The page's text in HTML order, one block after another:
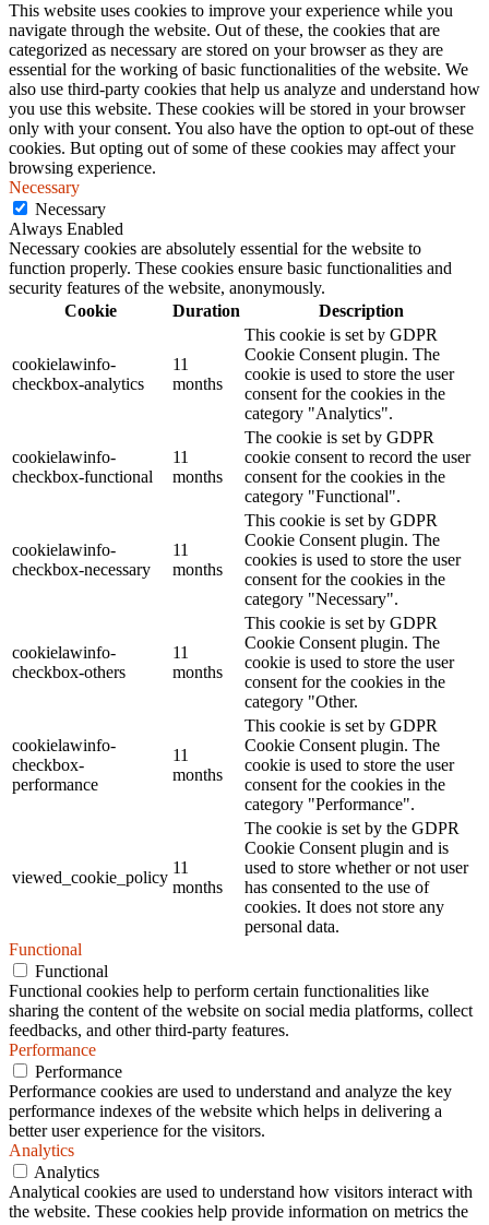
This website uses cookies to improve your experience while you
navigate through the website. Out of these, the cookies that are
categorized as necessary are stored on your browser as they are
essential for the working of basic functionalities of the website. We
also use third-party cookies that help us analyze and understand how
you use this website. These cookies will be stored in your browser
only with your consent. You also have the option to opt-out of these
cookies. But opting out of some of these cookies may affect your
browsing experience.
Necessary
Necessary
Always Enabled
Necessary cookies are absolutely essential for the website to
function properly. These cookies ensure basic functionalities and
security features of the website, anonymously.
Cookie
Duration Description
cookielawinfo-
checkbox-analytics
11
months
This cookie is set by GDPR
Cookie Consent plugin. The
cookie is used to store the user
consent for the cookies in the
category "Analytics".
cookielawinfo-
checkbox-functional
11
months
The cookie is set by GDPR
cookie consent to record the user
consent for the cookies in the
category "Functional".
cookielawinfo-
checkbox-necessary
11
months
This cookie is set by GDPR
Cookie Consent plugin. The
cookies is used to store the user
consent for the cookies in the
category "Necessary".
cookielawinfo-
checkbox-others
11
months
This cookie is set by GDPR
Cookie Consent plugin. The
cookie is used to store the user
consent for the cookies in the
category "Other.
cookielawinfo-
checkbox-
performance
11
months
This cookie is set by GDPR
Cookie Consent plugin. The
cookie is used to store the user
consent for the cookies in the
category "Performance".
viewed_cookie_policy
11
months
The cookie is set by the GDPR
Cookie Consent plugin and is
used to store whether or not user
has consented to the use of
cookies. It does not store any
personal data.
Functional
Functional
Functional cookies help to perform certain functionalities like
sharing the content of the website on social media platforms, collect
feedbacks, and other third-party features.
Performance
Performance
Performance cookies are used to understand and analyze the key
performance indexes of the website which helps in delivering a
better user experience for the visitors.
Analytics
Analytics
Analytical cookies are used to understand how visitors interact with
the website. These cookies help provide information on metrics the